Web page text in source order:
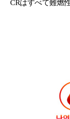
CRはすべて難燃